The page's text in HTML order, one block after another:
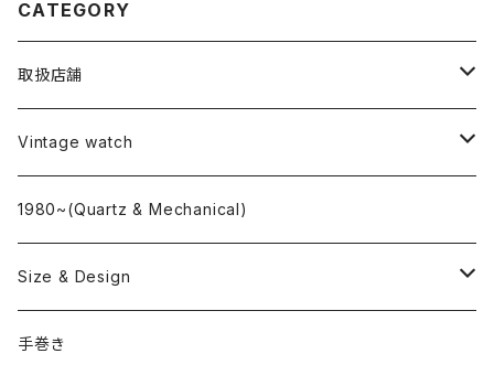
CATEGORY
取扱店舗
L o'clock
"delve"
Vintage watch
海外ブランド
OMEGA
ROLEX
国産ブランド
SEIKO
1980~(Quartz & Mechanical)
Size & Design
~24.9mm
手巻き